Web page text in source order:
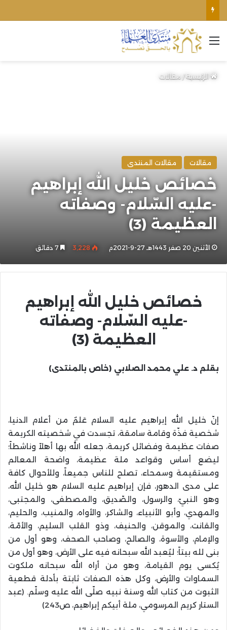
القائمة
الرئيسية/مقالات
مقالات مقالات المنتدى
خصائص خليل الله إبراهيم
-عليه السّلام- وصفاته
العظيمة (3)
الأثنين 20 صفر 1443هـ 27-9-2021م 3٬228
خصائص خليل الله إبراهيم
-عليه السّلام- وصفاته
العظيمة (3)
بقلم د. علي محمد الصلابي (خاص بالمنتدى)
إنّ خليل الله إبراهيم عليه السلام عَلمٌ من أعلام الدنيا،
شخصية فذّة وقامة سامقة، تجسدت في شخصيته الكريمة
صفات عظيمة وفضائل كريمة، جعله الله بها أهلاً وناشطاً؛
ليضع أساس وقواعد ملة عظيمة، واضحة المعالم
ومستقيمة وسمحاء، تصلح للناس جميعاً، وللأحوال كافة
على مدى الدهور، فإن إبراهيم عليه السلام هو خليل الله،
وهو النبيّ، والرسول، والصّديق، والمصطفى، والمجتبى،
والمهدي، وأبو الأنبياء، والشاكر، والأواه، والمنيب، والحليم،
والقانت، والموقن، والحنيف، وذو القلب السليم، والأمّة،
والإمام، والأسوة، والصالح، وصاحب الصحف، وهو أول من
بنى لله بيتاً؛ ليُعبد الله سبحانه فيه على الأرض، وهو أول من
يُكسى يوم القيامة، وهو من أراه الله سبحانه ملكوت
السماوات والأرض، وكل هذه الصفات ثابتة بأدلة قطعية
الثبوت من كتاب الله وسنة نبيه صلّى الله عليه وسلّم. (عبد
الستار كريم المرسومي، ملة أبيكم إبراهيم، ص243)